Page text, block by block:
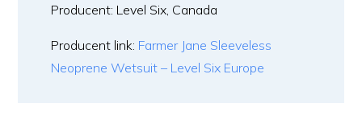
Producent: Level Six, Canada
Producent link: Farmer Jane Sleeveless
Neoprene Wetsuit – Level Six Europe